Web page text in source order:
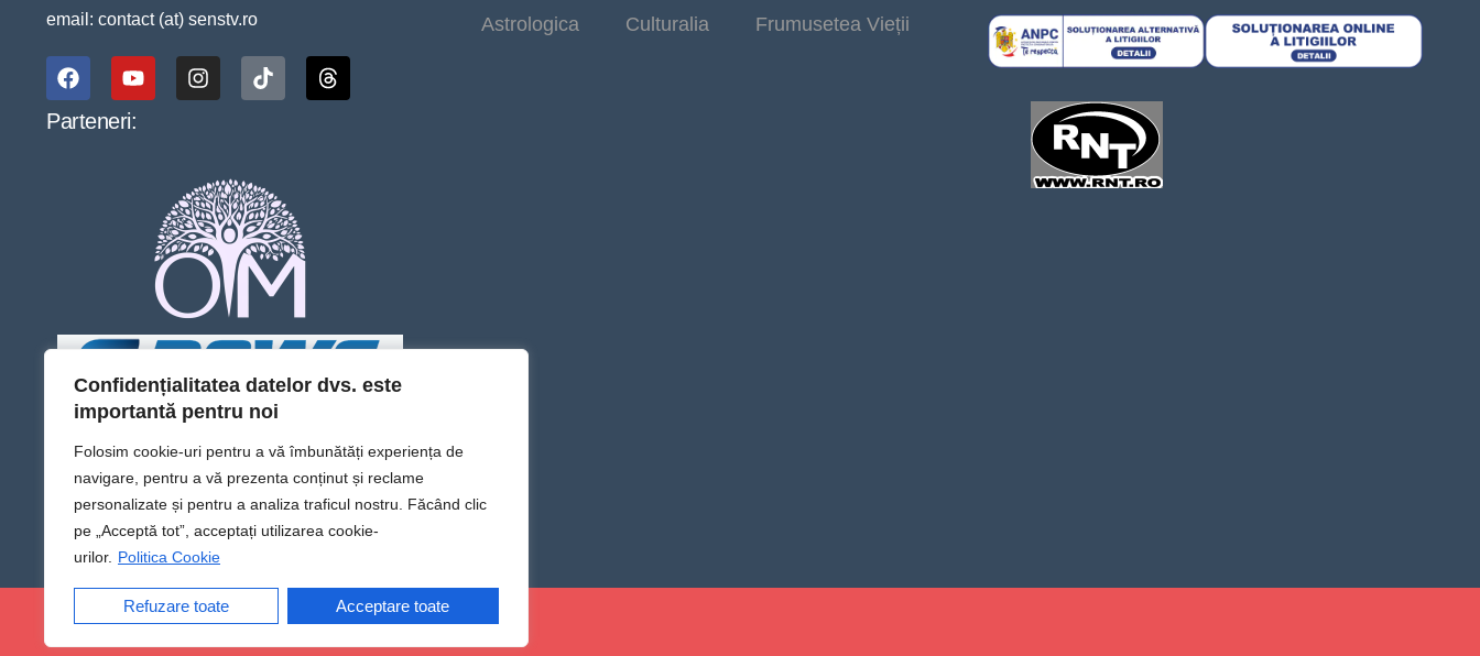
Confidențialitatea datelor dvs. este
importantă pentru noi
Folosim cookie-uri pentru a vă îmbunătăți experiența de
navigare, pentru a vă prezenta conținut și reclame
personalizate și pentru a analiza traficul nostru. Făcând clic
pe „Acceptă tot”, acceptați utilizarea cookie-
urilor. Politica Cookie
Refuzare toate Acceptare toate
email: contact (at) senstv.ro
Parteneri:
Astrologica
Culturalia Frumusetea Vieții
@Sens TV | Dă sens omului din tine!